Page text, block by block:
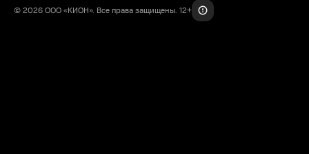
© 2026 ООО «КИОН». Все права защищены. 12+